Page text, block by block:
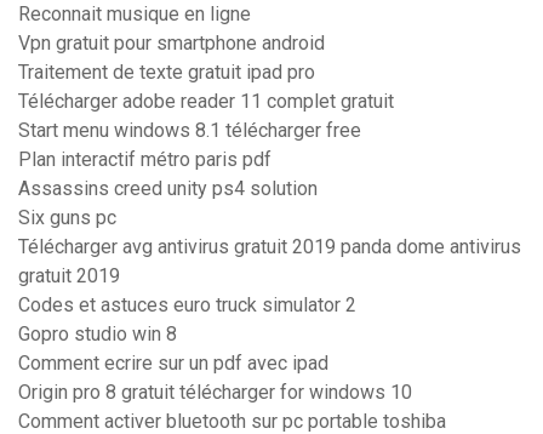
Reconnait musique en ligne
Vpn gratuit pour smartphone android
Traitement de texte gratuit ipad pro
Télécharger adobe reader 11 complet gratuit
Start menu windows 8.1 télécharger free
Plan interactif métro paris pdf
Assassins creed unity ps4 solution
Six guns pc
Télécharger avg antivirus gratuit 2019 panda dome antivirus
gratuit 2019
Codes et astuces euro truck simulator 2
Gopro studio win 8
Comment ecrire sur un pdf avec ipad
Origin pro 8 gratuit télécharger for windows 10
Comment activer bluetooth sur pc portable toshiba